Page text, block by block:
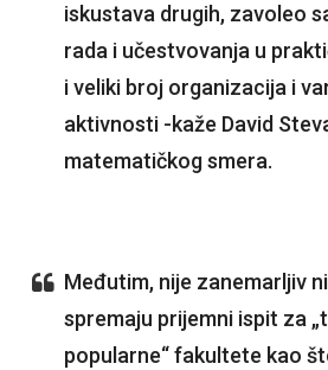
iskustava drugih, zavoleo
rada i učestvovanja u
i veliki broj organizacija i
aktivnosti -kaže David
matematičkog smera.
Međutim, nije zanemarljiv
spremaju prijemni ispit za
popularne“ fakultete kao